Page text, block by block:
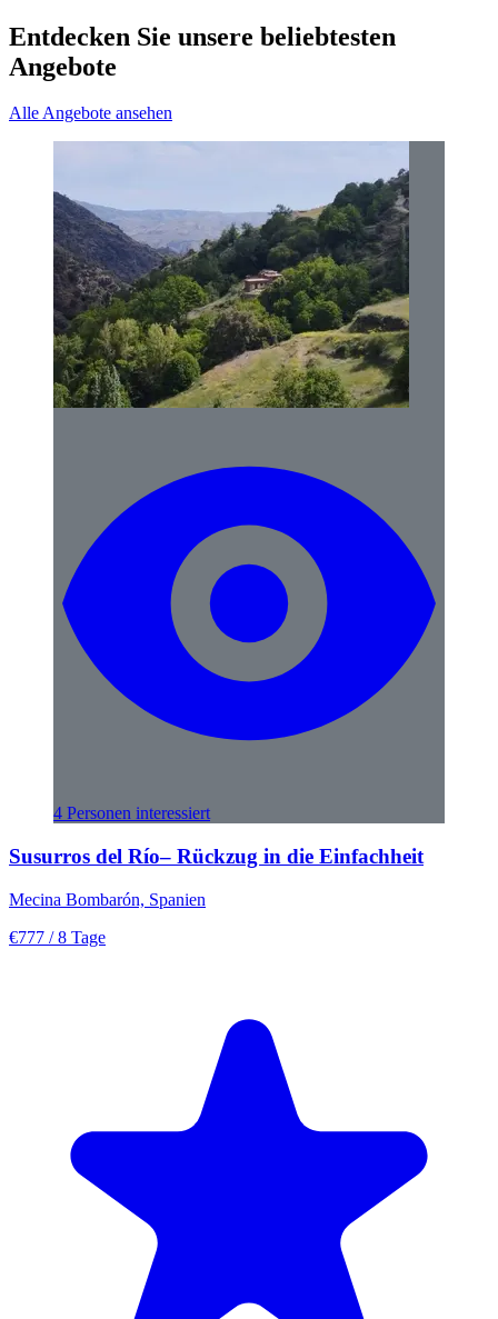
Entdecken Sie unsere beliebtesten
Angebote
Alle Angebote ansehen
4 Personen interessiert
Susurros del Río– Rückzug in die Einfachheit
Mecina Bombarón, Spanien
€777 / 8 Tage